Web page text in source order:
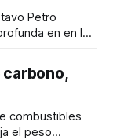
Petro
en en la
carbono,
combustibles
el peso